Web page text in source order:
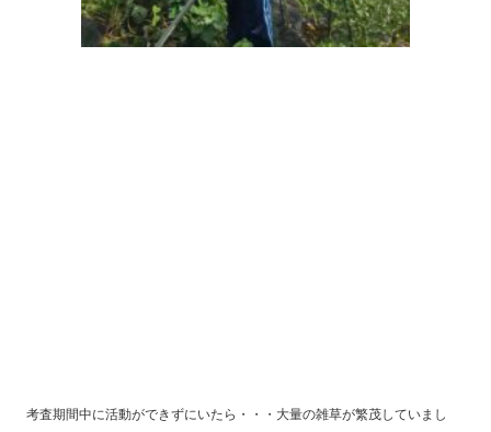
考査期間中に活動ができずにいたら・・・大量の雑草が繁茂していまし